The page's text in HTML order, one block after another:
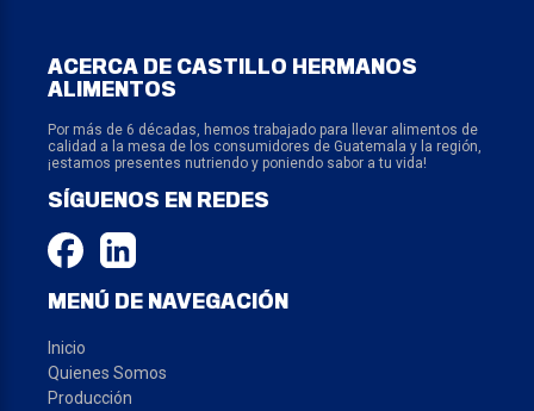
ACERCA DE CASTILLO HERMANOS
ALIMENTOS
Por más de 6 décadas, hemos trabajado para llevar alimentos de
calidad a la mesa de los consumidores de Guatemala y la región,
¡estamos presentes nutriendo y poniendo sabor a tu vida!
SÍGUENOS EN REDES
MENÚ DE NAVEGACIÓN
Inicio
Quienes Somos
Producción